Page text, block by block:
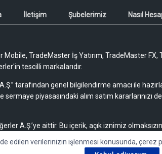
İletişim Şubelerimiz Nasıl
TradeMaster İş Yatırım, TradeMaster FX,
tescilli markalarıdır.
tarafından genel bilgilendirme amacı ile
sermaye piyasasındaki alım satım kararlarınızı
A.Ş.’ye aittir. Bu içerik, açık iznimiz
verilerinizin işlenmesi konusunda, çerez